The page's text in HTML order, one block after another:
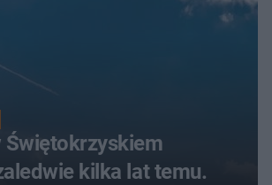
Świętokrzyskiem
kilka lat temu.